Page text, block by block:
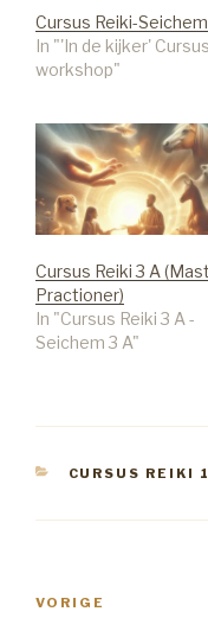
Cursus Reiki-Seichem
In "'In de kijker'
workshop"
Cursus Reiki 3 A
Practioner)
In "Cursus Reiki 3 A -
Seichem 3 A"
CATEGORIEËN
CURSUS REIKI
Vorig
VORIGE